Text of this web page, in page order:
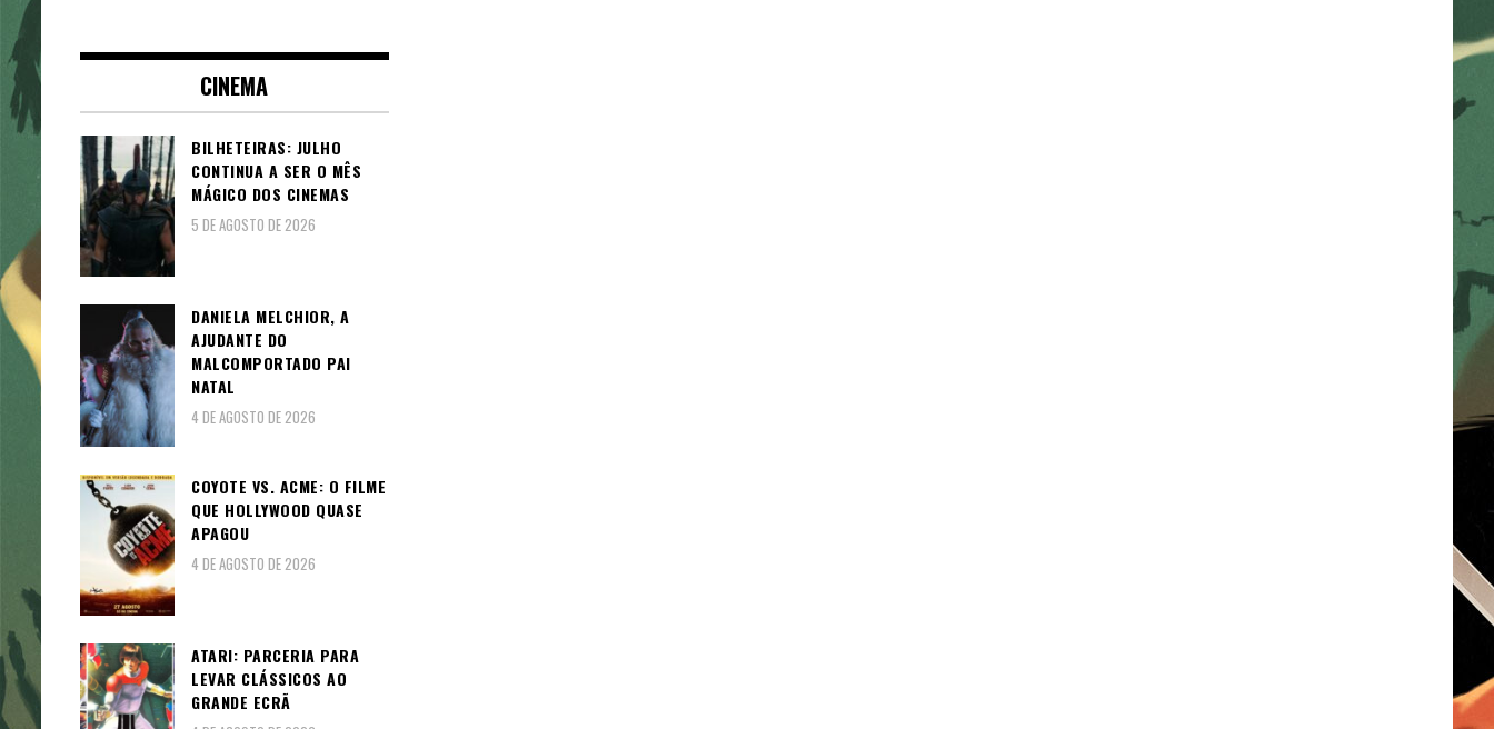
CINEMA
BILHETEIRAS: JULHO
CONTINUA A SER O MÊS
MÁGICO DOS CINEMAS
5 DE AGOSTO DE 2026
DANIELA MELCHIOR, A
AJUDANTE DO
MALCOMPORTADO PAI
NATAL
4 DE AGOSTO DE 2026
COYOTE VS. ACME: O FILME
QUE HOLLYWOOD QUASE
APAGOU
4 DE AGOSTO DE 2026
ATARI: PARCERIA PARA
LEVAR CLÁSSICOS AO
GRANDE ECRÃ